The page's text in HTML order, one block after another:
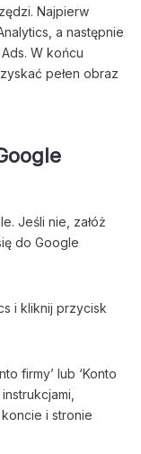
Najpierw
a następnie
W końcu
pełen obraz
Jeśli nie, załóż
do Google
i kliknij przycisk
firmy’ lub ‘Konto
i stronie